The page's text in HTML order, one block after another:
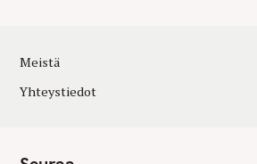
Meistä
Yhteystiedot